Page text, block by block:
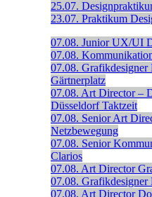
25.07.
23.07. Praktikum
07.08. Junior UX/UI
07.08.
07.08. Grafikdesigner
Gärtnerplatz
07.08. Art Director –
Düsseldorf Taktzeit
07.08. Senior Art
Netzbewegung
07.08. Senior
Clarios
07.08. Art Director
07.08. Grafikdesigner
07.08. Art Director